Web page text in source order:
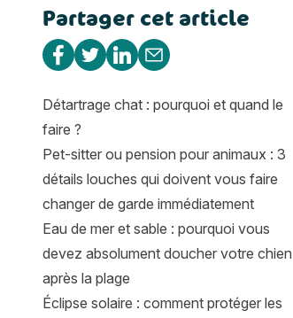
Partager cet article
Partager sur Facebook
Partager sur Twitter
Partager sur Linkedin
Partager par e-mail
Détartrage chat : pourquoi et quand le
faire ?
Pet-sitter ou pension pour animaux : 3
détails louches qui doivent vous faire
changer de garde immédiatement
Eau de mer et sable : pourquoi vous
devez absolument doucher votre chien
après la plage
Éclipse solaire : comment protéger les